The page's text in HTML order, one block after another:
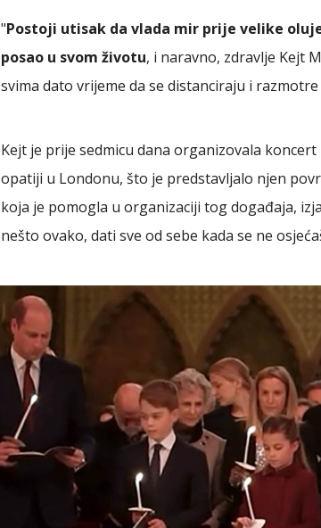
"Postoji utisak da vlada mir prije velike
posao u svom životu, i naravno, zdravlje Kejt
svima dato vrijeme da se distanciraju i
Kejt je prije sedmicu dana organizovala
opatiji u Londonu, što je predstavljalo njen
koja je pomogla u organizaciji tog događaja,
nešto ovako, dati sve od sebe kada se ne